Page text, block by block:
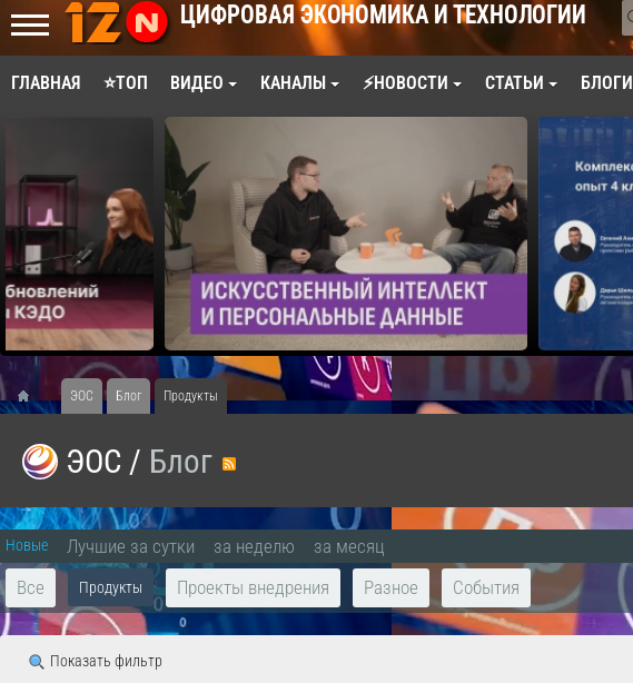
ЦИФРОВАЯ ЭКОНОМИКА И ТЕХНОЛОГИИ
ГЛАВНАЯ ⭐ТОП ВИДЕО КАНАЛЫ ⚡НОВОСТИ СТАТЬИ БЛОГИ
ЭОС Блог Продукты
ЭОС / Блог
Новые Лучшие за сутки за неделю
за месяц
Все
Продукты Проекты внедрения Разное События
Показать фильтр